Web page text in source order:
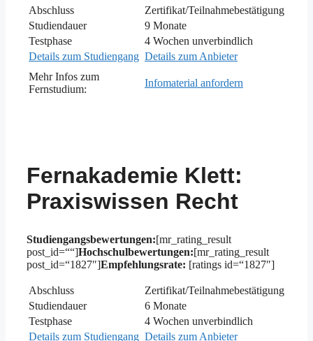
Abschluss
Zertifikat/Teilnahmebestätigung
Studiendauer
9 Monate
Testphase
4 Wochen unverbindlich
Details zum Studiengang Details zum Anbieter
Mehr Infos zum
Fernstudium:
Infomaterial anfordern
Fernakademie Klett:
Praxiswissen Recht
Studiengangsbewertungen:[mr_rating_result
post_id=““]Hochschulbewertungen:[mr_rating_result
post_id=“1827″]Empfehlungsrate: [ratings id=“1827″]
Abschluss
Zertifikat/Teilnahmebestätigung
Studiendauer
6 Monate
Testphase
4 Wochen unverbindlich
Details zum Studiengang Details zum Anbieter